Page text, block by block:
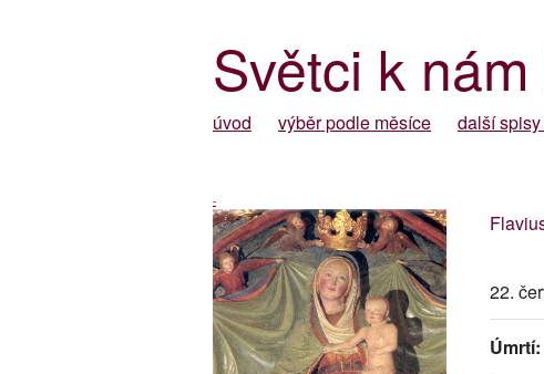
Světci k
úvod výběr podle měsíce další
-
22.
Úmrtí: